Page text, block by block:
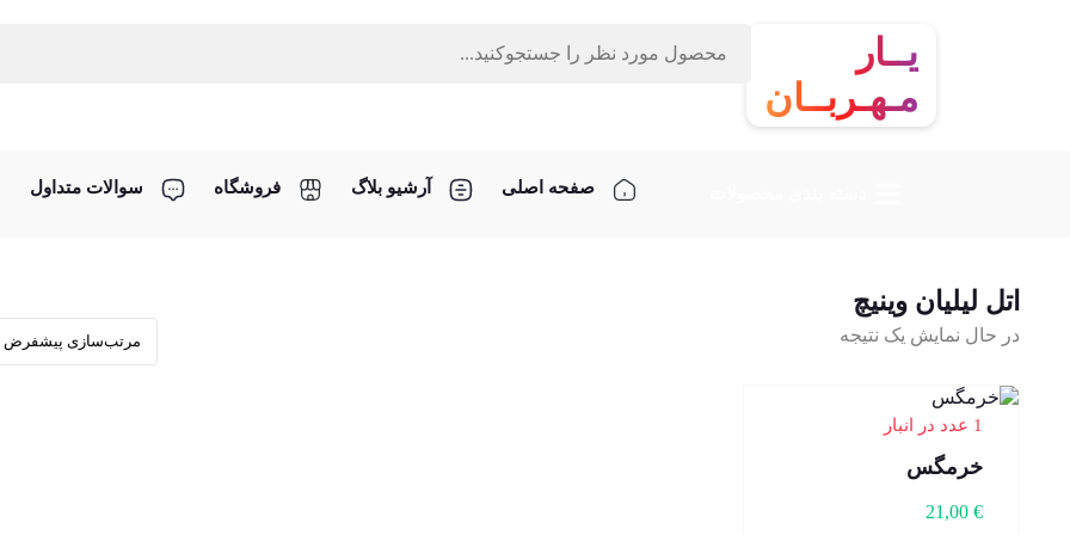
یــار
مـهـربــان
صفحه اصلی آرشیو بلاگ فروشگاه سوالات متداول
اتل لیلیان وینیچ
در حال نمایش یک نتیجه
1 عدد در انبار
خرمگس
21,00 €